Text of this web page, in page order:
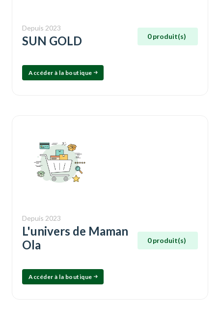
Depuis 2023
SUN GOLD 0 produit(s)
Accéder à la boutique
Depuis 2023
L'univers de Maman
Ola
0 produit(s)
Accéder à la boutique